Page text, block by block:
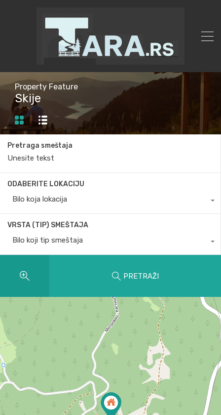
Property Feature
Skije
Pretraga smeštaja
ODABERITE LOKACIJU
Bilo koja lokacija
VRSTA (TIP) SMEŠTAJA
Bilo koji tip smeštaja
PRETRAŽI